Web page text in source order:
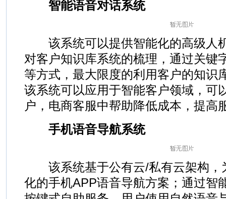
智能语音对话系统
该系统可以提供智能化的高级人
对客户知识库系统的梳理，通过关键
等方式，最大限度的利用客户的知识
该系统可以应用于智能客户领域，可
户，电商客服中帮助降低成本，提高
手机语音导航系统
该系统基于公有云/私有云架构，
化的手机APP语音导航方案；通过智